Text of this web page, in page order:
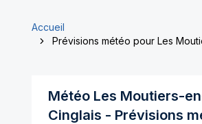
Accueil
Prévisions météo pour Les
Météo Les Moutiers-
Cinglais - Prévisions